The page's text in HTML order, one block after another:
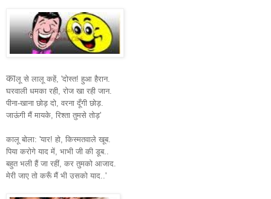
कालू से लालू कहें, 'दोस्त! हुआ हैरान.
घरवाली धमका रही, रोज खा रही जान.
पीना-खाना छोड़ दो, वरना दूँगी छोड़.
जाऊंगी मैं मायके, रिश्ता तुमसे तोड़'
कालू बोला: 'यार! हो, किस्मतवाले खूब.
पिया करोगे याद में, भाभी जी की डूब..
बहुत भली हैं जा रहीं, कर तुमको आजाद.
मेरी जाए तो करूँ मैं भी उसको याद..'